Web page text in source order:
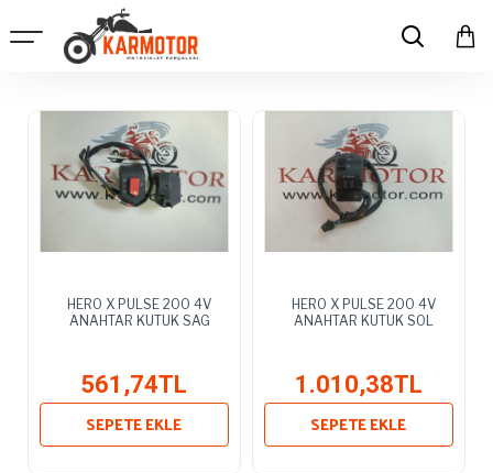
HERO X PULSE 200 4V
ANAHTAR KUTUK SAG
561,74TL
SEPETE EKLE
HERO X PULSE 200 4V
ANAHTAR KUTUK SOL
1.010,38TL
SEPETE EKLE